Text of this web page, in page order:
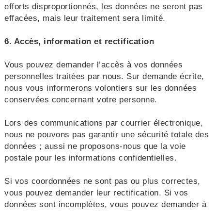
efforts disproportionnés, les données ne seront pas
effacées, mais leur traitement sera limité.
6. Accès, information et rectification
Vous pouvez demander l’accès à vos données
personnelles traitées par nous. Sur demande écrite,
nous vous informerons volontiers sur les données
conservées concernant votre personne.
Lors des communications par courrier électronique,
nous ne pouvons pas garantir une sécurité totale des
données ; aussi ne proposons-nous que la voie
postale pour les informations confidentielles.
Si vos coordonnées ne sont pas ou plus correctes,
vous pouvez demander leur rectification. Si vos
données sont incomplètes, vous pouvez demander à